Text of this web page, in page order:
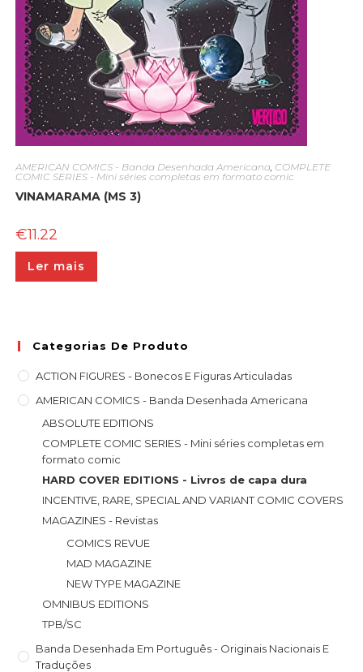
AMERICAN COMICS - Banda Desenhada Americana, COMPLETE
COMIC SERIES - Mini séries completas em formato comic
VINAMARAMA (MS 3)
€11.22
Ler mais
Categorias De Produto
ACTION FIGURES - Bonecos E Figuras Articuladas
AMERICAN COMICS - Banda Desenhada Americana
ABSOLUTE EDITIONS
COMPLETE COMIC SERIES - Mini séries completas em
formato comic
HARD COVER EDITIONS - Livros de capa dura
INCENTIVE, RARE, SPECIAL AND VARIANT COMIC COVERS
MAGAZINES - Revistas
COMICS REVUE
MAD MAGAZINE
NEW TYPE MAGAZINE
OMNIBUS EDITIONS
TPB/SC
Banda Desenhada Em Português - Originais Nacionais E
Traduções